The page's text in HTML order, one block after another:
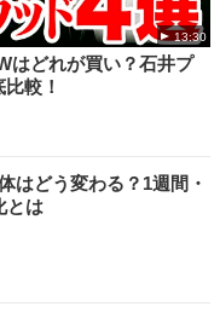
13:30
はどれが買い？石井プ
較！
はどう変わる？1週間・
とは